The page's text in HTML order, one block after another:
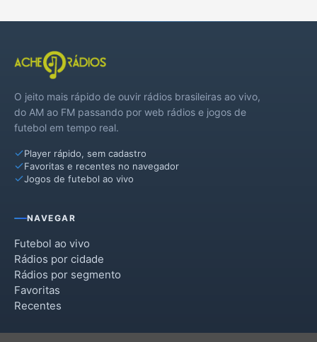
O jeito mais rápido de ouvir rádios brasileiras ao vivo,
do AM ao FM passando por web rádios e jogos de
futebol em tempo real.
Player rápido, sem cadastro
Favoritas e recentes no navegador
Jogos de futebol ao vivo
NAVEGAR
Futebol ao vivo
Rádios por cidade
Rádios por segmento
Favoritas
Recentes